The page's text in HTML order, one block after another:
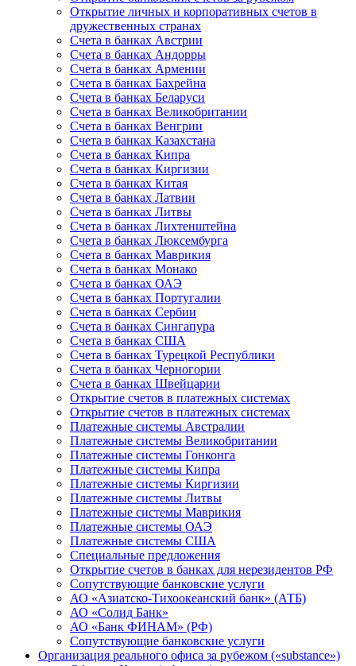
Открытие личных и корпоративных счетов в
дружественных странах
Счета в банках Австрии
Счета в банках Андорры
Счета в банках Армении
Счета в банках Бахрейна
Счета в банках Беларуси
Счета в банках Великобритании
Счета в банках Венгрии
Счета в банках Казахстана
Счета в банках Кипра
Счета в банках Киргизии
Счета в банках Китая
Счета в банках Латвии
Счета в банках Литвы
Счета в банках Лихтенштейна
Счета в банках Люксембурга
Счета в банках Маврикия
Счета в банках Монако
Счета в банках ОАЭ
Счета в банках Португалии
Счета в банках Сербии
Счета в банках Сингапура
Счета в банках США
Счета в банках Турецкой Республики
Счета в банках Черногории
Счета в банках Швейцарии
Открытие счетов в платежных системах
Открытие счетов в платежных системах
Платежные системы Австралии
Платежные системы Великобритании
Платежные системы Гонконга
Платежные системы Кипра
Платежные системы Киргизии
Платежные системы Литвы
Платежные системы Маврикия
Платежные системы ОАЭ
Платежные системы США
Специальные предложения
Открытие счетов в банках для нерезидентов РФ
Сопутствующие банковские услуги
АО «Азиатско-Тихоокеанский банк» (АТБ)
АО «Солид Банк»
АО «Банк ФИНАМ» (РФ)
Сопутствующие банковские услуги
Организация реального офиса за рубежом («substance»)